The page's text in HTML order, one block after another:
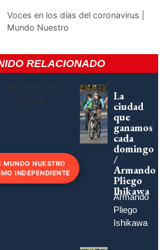
Voces en los días del coronavirus |
Mundo Nuestro
RELACIONADO
No data was
found
La
ciudad
que
ganamos
cada
domingo
/
Armando
Pliego
Ihikawa
Armando
Pliego
Ishikawa
MUNDO NUESTRO
INDEPENDIENTE